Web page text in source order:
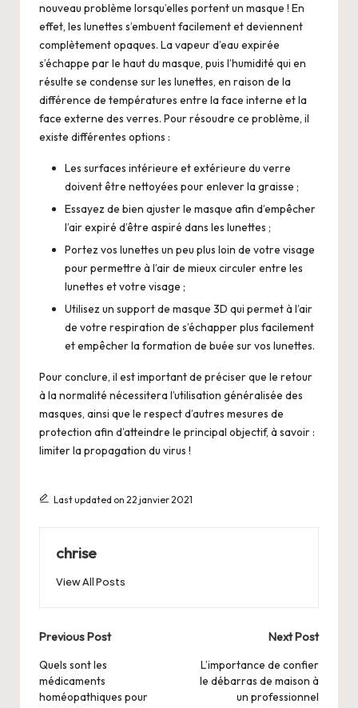
nouveau problème lorsqu’elles portent un masque ! En
effet, les lunettes s’embuent facilement et deviennent
complètement opaques. La vapeur d’eau expirée
s’échappe par le haut du masque, puis l’humidité qui en
résulte se condense sur les lunettes, en raison de la
différence de températures entre la face interne et la
face externe des verres. Pour résoudre ce problème, il
existe différentes options :
Les surfaces intérieure et extérieure du verre
doivent être nettoyées pour enlever la graisse ;
Essayez de bien ajuster le masque afin d’empêcher
l’air expiré d’être aspiré dans les lunettes ;
Portez vos lunettes un peu plus loin de votre visage
pour permettre à l’air de mieux circuler entre les
lunettes et votre visage ;
Utilisez un support de masque 3D qui permet à l’air
de votre respiration de s’échapper plus facilement
et empêcher la formation de buée sur vos lunettes.
Pour conclure, il est important de préciser que le retour
à la normalité nécessitera l’utilisation généralisée des
masques, ainsi que le respect d’autres mesures de
protection afin d’atteindre le principal objectif, à savoir :
limiter la propagation du virus !
Last updated on 22 janvier 2021
chrise
View All Posts
Post
navigation
Previous Post
Quels sont les
médicaments
homéopathiques pour
Next Post
L’importance de confier
le débarras de maison à
un professionnel